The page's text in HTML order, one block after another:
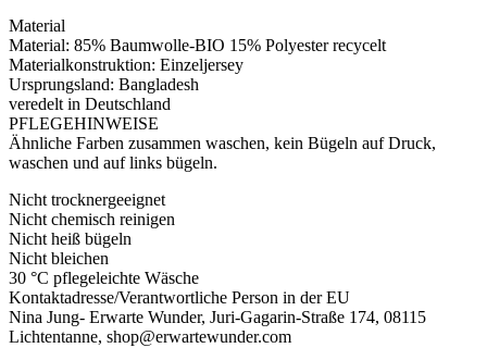
Material
Material: 85% Baumwolle-BIO 15% Polyester recycelt
Materialkonstruktion: Einzeljersey
Ursprungsland: Bangladesh
veredelt in Deutschland
PFLEGEHINWEISE
Ähnliche Farben zusammen waschen, kein Bügeln auf Druck,
waschen und auf links bügeln.
Nicht trocknergeeignet
Nicht chemisch reinigen
Nicht heiß bügeln
Nicht bleichen
30 °C pflegeleichte Wäsche
Kontaktadresse/Verantwortliche Person in der EU
Nina Jung- Erwarte Wunder, Juri-Gagarin-Straße 174, 08115
Lichtentanne, shop@erwartewunder.com